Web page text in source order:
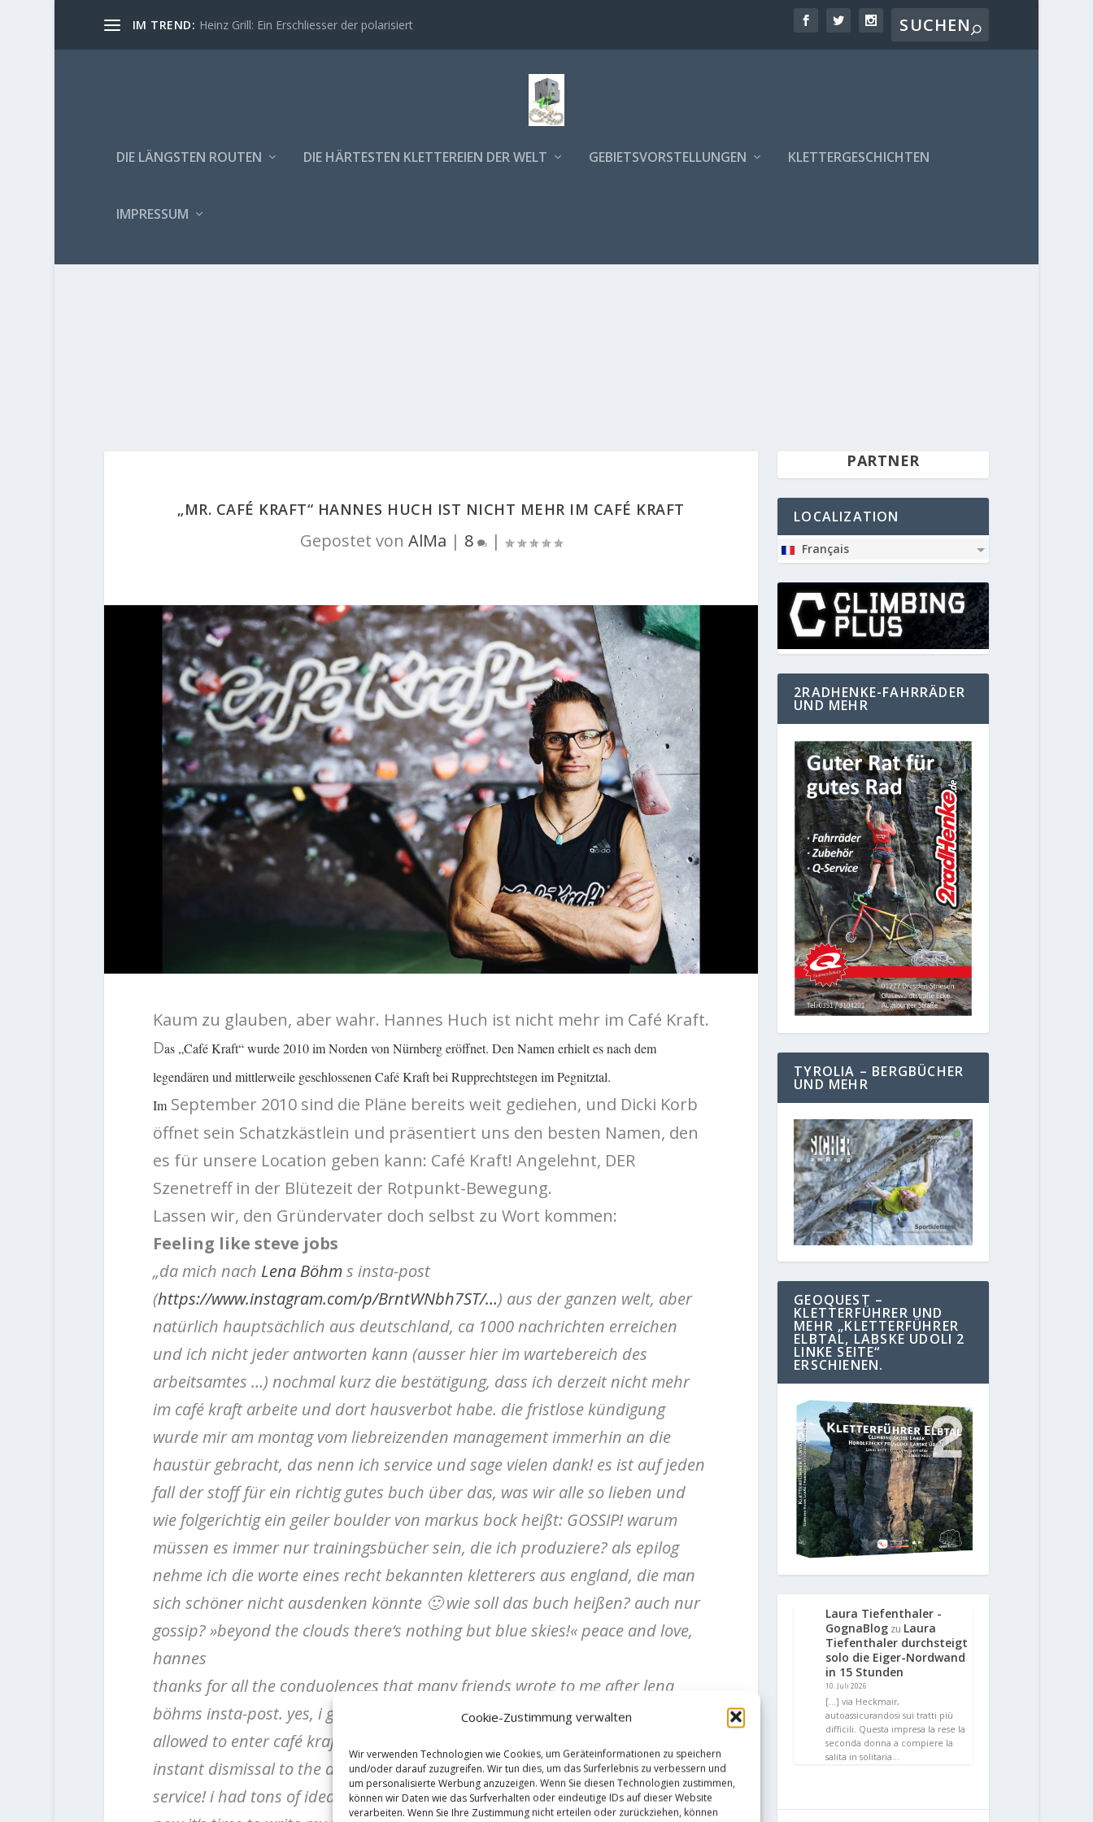
Cookie-Zustimmung verwalten
Wir verwenden Technologien wie Cookies, um Geräteinformationen zu speichern
und/oder darauf zuzugreifen. Wir tun dies, um das Surferlebnis zu verbessern und
um personalisierte Werbung anzuzeigen. Wenn Sie diesen Technologien zustimmen,
können wir Daten wie das Surfverhalten oder eindeutige IDs auf dieser Website
verarbeiten. Wenn Sie Ihre Zustimmung nicht erteilen oder zurückziehen, können
IM TREND: Heinz Grill: Ein Erschliesser der polarisiert
DIE LÄNGSTEN ROUTEN DIE HÄRTESTEN KLETTEREIEN DER WELT GEBIETSVORSTELLUNGEN KLETTERGESCHICHTEN
IMPRESSUM
„MR. CAFÉ KRAFT“ HANNES HUCH IST NICHT MEHR IM CAFÉ KRAFT
Gepostet von AlMa | 8 |
Kaum zu glauben, aber wahr. Hannes Huch ist nicht mehr im Café Kraft.
Das „Café Kraft“ wurde 2010 im Norden von Nürnberg eröffnet. Den Namen erhielt es nach dem
legendären und mittlerweile geschlossenen Café Kraft bei Rupprechtstegen im Pegnitztal.
Im September 2010 sind die Pläne bereits weit gediehen, und Dicki Korb
öffnet sein Schatzkästlein und präsentiert uns den besten Namen, den
es für unsere Location geben kann: Café Kraft! Angelehnt, DER
Szenetreff in der Blütezeit der Rotpunkt-Bewegung.
Lassen wir, den Gründervater doch selbst zu Wort kommen:
Feeling like steve jobs
„da mich nach Lena Böhms insta-post
(https://www.instagram.com/p/BrntWNbh7ST/…) aus der ganzen welt, aber
natürlich hauptsächlich aus deutschland, ca 1000 nachrichten erreichen
und ich nicht jeder antworten kann (ausser hier im wartebereich des
arbeitsamtes …) nochmal kurz die bestätigung, dass ich derzeit nicht mehr
im café kraft arbeite und dort hausverbot habe. die fristlose kündigung
wurde mir am montag vom liebreizenden management immerhin an die
haustür gebracht, das nenn ich service und sage vielen dank! es ist auf jeden
fall der stoff für ein richtig gutes buch über das, was wir alle so lieben und
wie folgerichtig ein geiler boulder von markus bock heißt: GOSSIP! warum
müssen es immer nur trainingsbücher sein, die ich produziere? als epilog
nehme ich die worte eines recht bekannten kletterers aus england, die man
sich schöner nicht ausdenken könnte 🙂wie soll das buch heißen? auch nur
gossip? »beyond the clouds there‘s nothing but blue skies!« peace and love,
hannes
thanks for all the conduolences that many friends wrote to me after lena
böhms insta-post. yes, i got fired from one day to another and yes i‘m not
allowed to enter café kraft any longer. reasons? nope. but a delivery of the
instant dismissal to the door of my house by the fabulous manager – what a
service! i had tons of ideas in my head for the next year in the café kraft. but
PARTNER
LOCALIZATION
Français
2RADHENKE-FAHRRÄDER
UND MEHR
TYROLIA – BERGBÜCHER
UND MEHR
GEOQUEST –
KLETTERFÜHRER UND
MEHR „KLETTERFÜHRER
ELBTAL, LABSKE UDOLI 2
LINKE SEITE“
ERSCHIENEN.
Laura Tiefenthaler -
GognaBlog zu Laura
Tiefenthaler durchsteigt
solo die Eiger-Nordwand
in 15 Stunden
10. Juli 2026
[…] via Heckmair,
autoassicurandosi sui tratti più
difficili. Questa impresa la rese la
seconda donna a compiere la
salita in solitaria…